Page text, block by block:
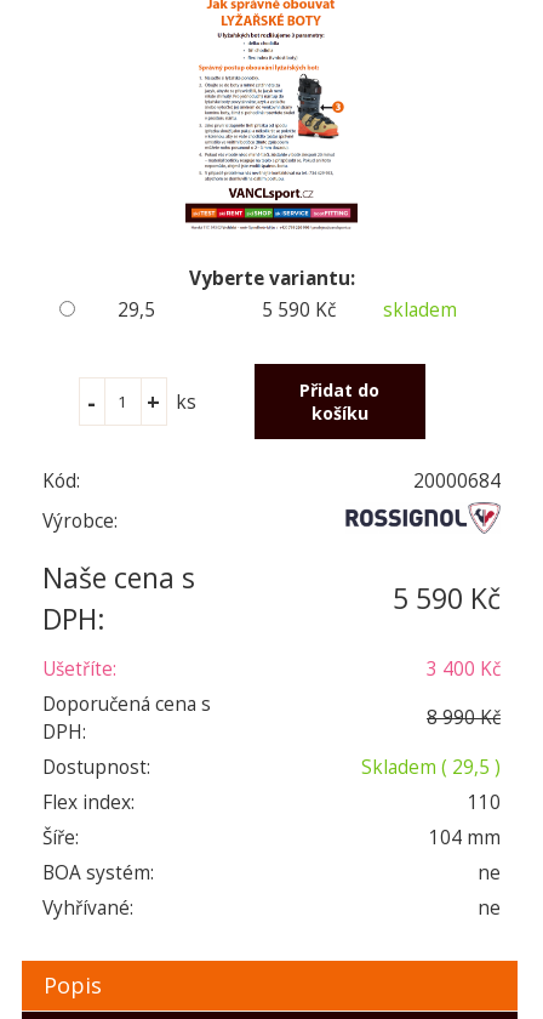
Vyberte variantu:
29,5
5 590 Kč skladem
ks
Kód:
20000684
Výrobce:
Naše cena s
DPH:
5 590 Kč
Ušetříte:
3 400 Kč
Doporučená cena s
DPH:
8 990 Kč
Dostupnost:
Skladem ( 29,5 )
Flex index:
110
Šíře:
104 mm
BOA systém:
ne
Vyhřívané:
ne
Popis